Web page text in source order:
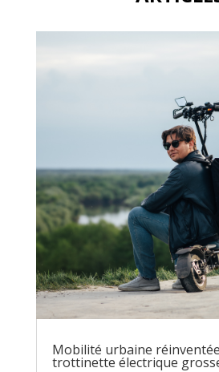
Mobilité urbaine
trottinette électrique